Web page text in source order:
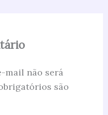
mail não será
são